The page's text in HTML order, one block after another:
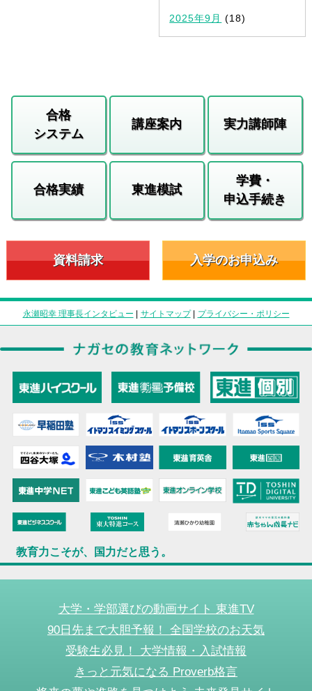
2025年9月 (18)
合格
システム
講座案内 実力講師陣
合格実績 東進模試
学費・
申込手続き
資料請求 入学のお申込み
永瀬昭幸 理事長インタビュー | サイトマップ| プライバシー・ポリシー
教育力こそが、国力だと思う。
大学・学部選びの動画サイト 東進TV
90日先まで大胆予報！ 全国学校のお天気
受験生必見！ 大学情報・入試情報
きっと元気になる Proverb格言